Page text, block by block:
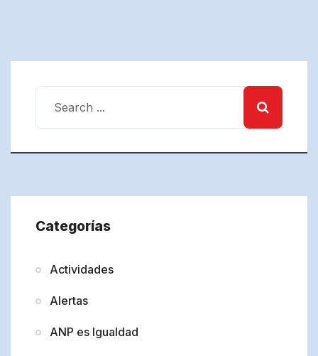
Categorías
Actividades
Alertas
ANP es Igualdad